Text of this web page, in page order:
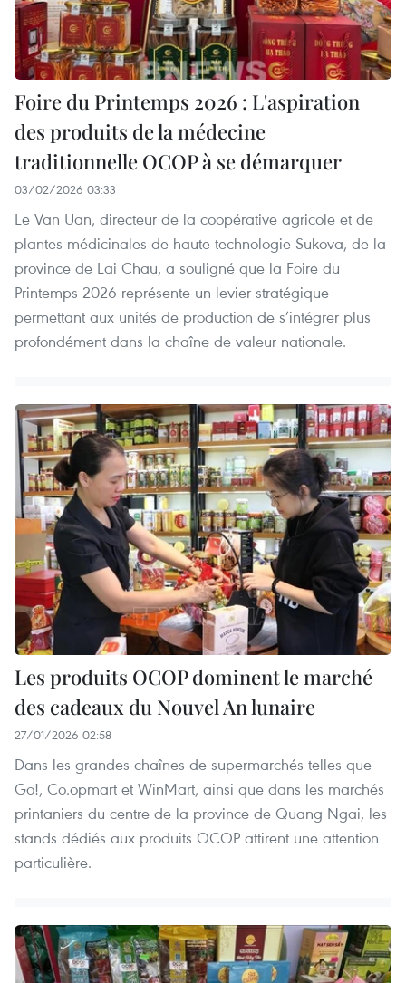
Foire du Printemps 2026 : L'aspiration
des produits de la médecine
traditionnelle OCOP à se démarquer
03/02/2026 03:33
Le Van Uan, directeur de la coopérative agricole et de
plantes médicinales de haute technologie Sukova, de la
province de Lai Chau, a souligné que la Foire du
Printemps 2026 représente un levier stratégique
permettant aux unités de production de s’intégrer plus
profondément dans la chaîne de valeur nationale.
Les produits OCOP dominent le marché
des cadeaux du Nouvel An lunaire
27/01/2026 02:58
Dans les grandes chaînes de supermarchés telles que
Go!, Co.opmart et WinMart, ainsi que dans les marchés
printaniers du centre de la province de Quang Ngai, les
stands dédiés aux produits OCOP attirent une attention
particulière.